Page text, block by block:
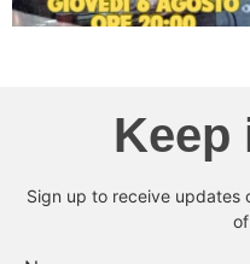
Keep
Sign up to receive updates